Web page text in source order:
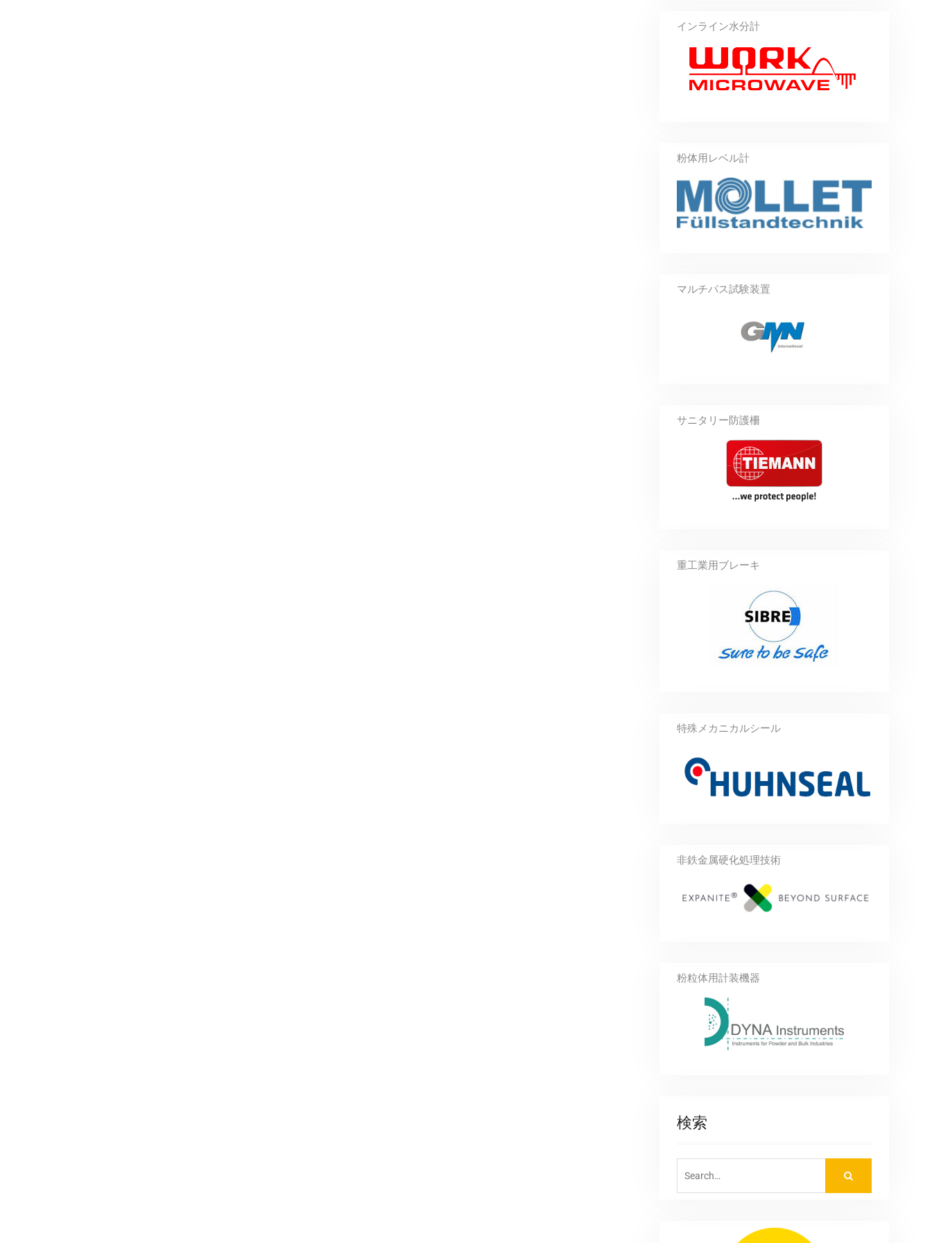
インライン水分計
粉体用レベル計
マルチパス試験装置
サニタリー防護柵
重工業用ブレーキ
特殊メカニカルシール
非鉄金属硬化処理技術
粉粒体用計装機器
検索
for: